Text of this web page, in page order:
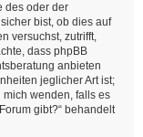
des oder der
bist, ob dies auf
versuchst, zutrifft,
dass phpBB
anbieten
jeglicher Art ist;
mich wenden, falls es
gibt?“ behandelt